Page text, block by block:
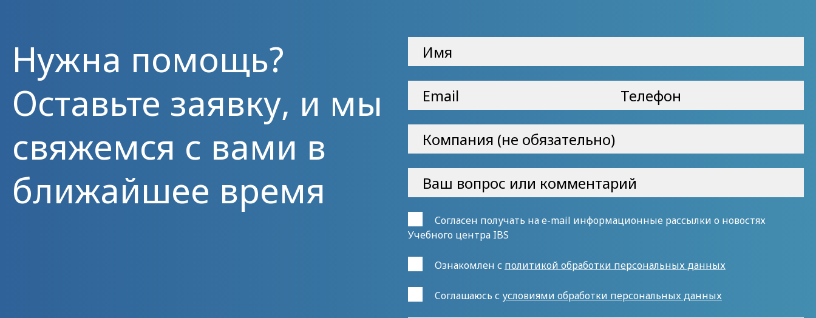
Нужна помощь?
Оставьте заявку, и мы
свяжемся с вами в
ближайшее время
Согласен получать на e-mail информационные рассылки о новостях
Учебного центра IBS
Ознакомлен с политикой обработки персональных данных
Cоглашаюсь с условиями обработки персональных данных